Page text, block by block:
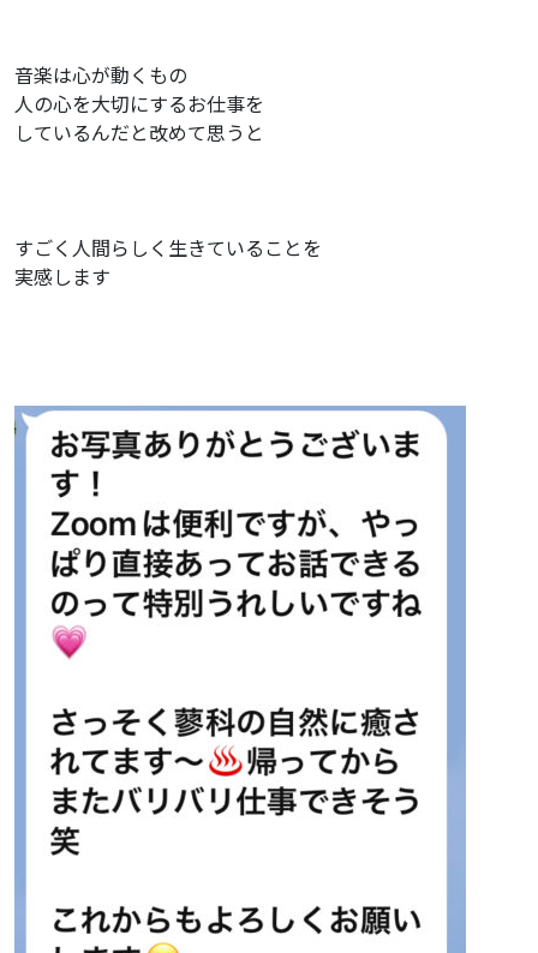
音楽は心が動くもの
人の心を大切にするお仕事を
しているんだと改めて思うと
すごく人間らしく生きていることを
実感します